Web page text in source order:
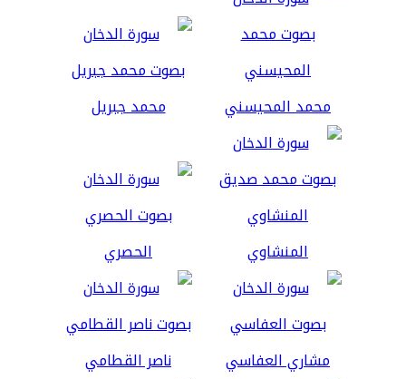
محمد المحيسني محمد جبريل
المنشاوي الحصري
مشاري العفاسي ناصر القطامي